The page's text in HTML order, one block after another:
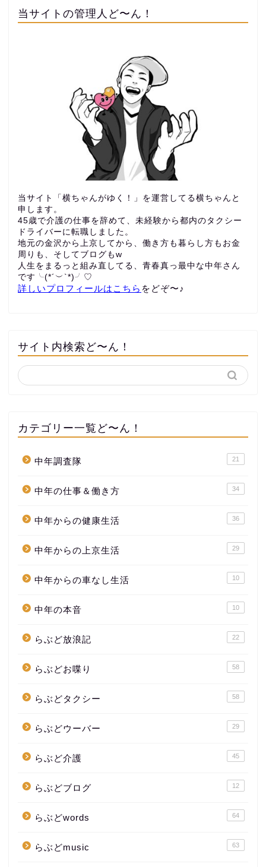
当サイトの管理人ど〜ん！
当サイト「横ちゃんがゆく！」を運営してる横ちゃんと
申します。
45歳で介護の仕事を辞めて、未経験から都内のタクシー
ドライバーに転職しました。
地元の金沢から上京してから、働き方も暮らし方もお金
周りも、 そしてブログもw
人生をまるっと組み直してる、青春真っ最中な中年さん
です╰(*´︶`*)╯♡
詳しいプロフィールはこちら をどぞ〜♪
サイト内検索ど〜ん！
カテゴリー一覧ど〜ん！
中年調査隊 21
中年の仕事＆働き方 34
中年からの健康生活 36
中年からの上京生活 29
中年からの車なし生活 10
中年の本音 10
らぶど放浪記 22
らぶどお喋り 58
らぶどタクシー 58
らぶどウーバー 29
らぶど介護 45
らぶどブログ 12
らぶどwords 64
らぶどmusic 63